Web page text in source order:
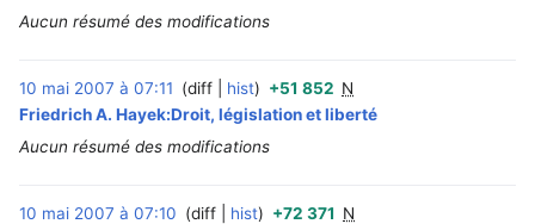
Aucun résumé des modifications
10 mai 2007 à 07:11 diff hist +51 852 N
Friedrich A. Hayek:Droit, législation et liberté
Aucun résumé des modifications
10 mai 2007 à 07:10 diff hist +72 371 N